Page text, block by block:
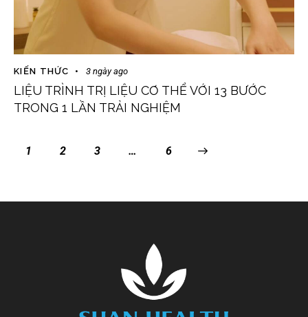
KIẾN THỨC 3 ngày ago
LIỆU TRÌNH TRỊ LIỆU CƠ THỂ VỚI 13 BƯỚC
TRONG 1 LẦN TRẢI NGHIỆM
1 2 3 … 6
>